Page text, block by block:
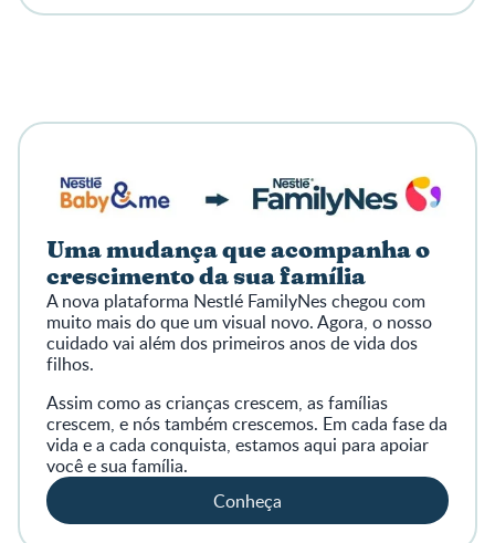
Uma mudança que acompanha o
crescimento da sua família
A nova plataforma Nestlé FamilyNes chegou com
muito mais do que um visual novo. Agora, o nosso
cuidado vai além dos primeiros anos de vida dos
filhos.
Assim como as crianças crescem, as famílias
crescem, e nós também crescemos. Em cada fase da
vida e a cada conquista, estamos aqui para apoiar
você e sua família.
Conheça